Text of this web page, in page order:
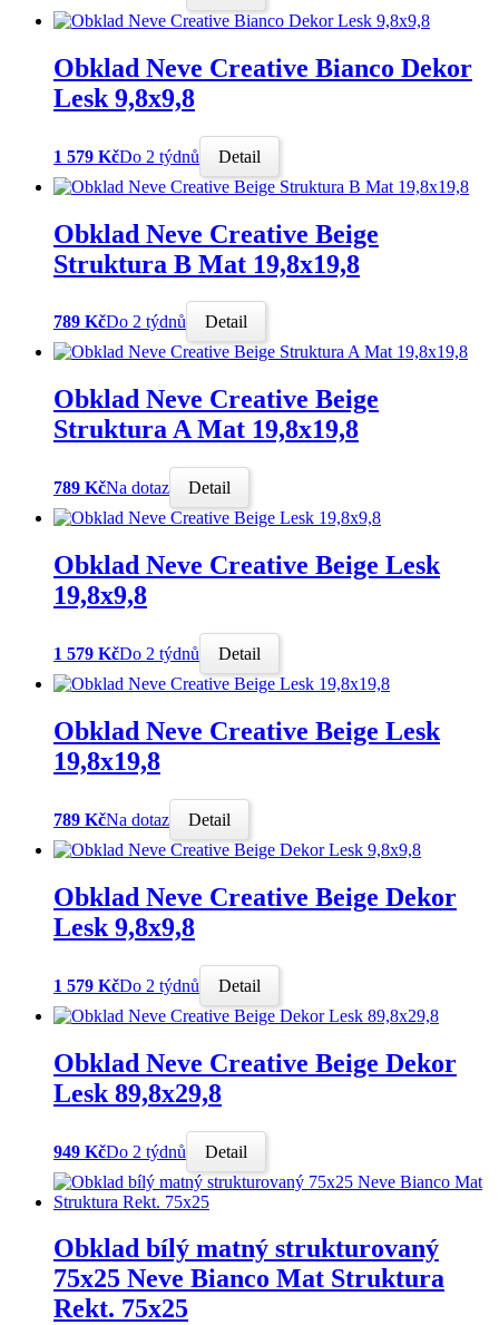
Obklad Neve Creative Bianco Dekor
Lesk 9,8x9,8
1 579 KčDo 2 týdnů Detail
Obklad Neve Creative Beige
Struktura B Mat 19,8x19,8
789 KčDo 2 týdnů Detail
Obklad Neve Creative Beige
Struktura A Mat 19,8x19,8
789 KčNa dotaz Detail
Obklad Neve Creative Beige Lesk
19,8x9,8
1 579 KčDo 2 týdnů Detail
Obklad Neve Creative Beige Lesk
19,8x19,8
789 KčNa dotaz Detail
Obklad Neve Creative Beige Dekor
Lesk 9,8x9,8
1 579 KčDo 2 týdnů Detail
Obklad Neve Creative Beige Dekor
Lesk 89,8x29,8
949 KčDo 2 týdnů Detail
Obklad bílý matný strukturovaný
75x25 Neve Bianco Mat Struktura
Rekt. 75x25